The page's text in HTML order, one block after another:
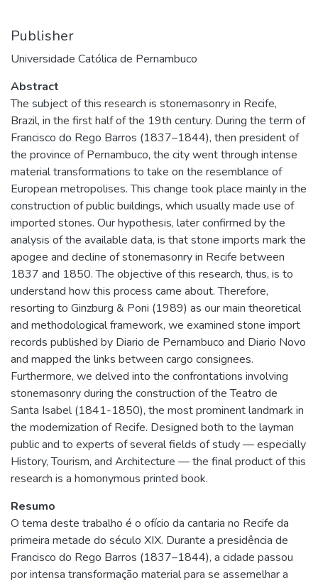
Publisher
Universidade Católica de Pernambuco
Abstract
The subject of this research is stonemasonry in Recife,
Brazil, in the first half of the 19th century. During the term of
Francisco do Rego Barros (1837–1844), then president of
the province of Pernambuco, the city went through intense
material transformations to take on the resemblance of
European metropolises. This change took place mainly in the
construction of public buildings, which usually made use of
imported stones. Our hypothesis, later confirmed by the
analysis of the available data, is that stone imports mark the
apogee and decline of stonemasonry in Recife between
1837 and 1850. The objective of this research, thus, is to
understand how this process came about. Therefore,
resorting to Ginzburg & Poni (1989) as our main theoretical
and methodological framework, we examined stone import
records published by Diario de Pernambuco and Diario Novo
and mapped the links between cargo consignees.
Furthermore, we delved into the confrontations involving
stonemasonry during the construction of the Teatro de
Santa Isabel (1841-1850), the most prominent landmark in
the modernization of Recife. Designed both to the layman
public and to experts of several fields of study — especially
History, Tourism, and Architecture — the final product of this
research is a homonymous printed book.
Resumo
O tema deste trabalho é o ofício da cantaria no Recife da
primeira metade do século XIX. Durante a presidência de
Francisco do Rego Barros (1837–1844), a cidade passou
por intensa transformação material para se assemelhar a